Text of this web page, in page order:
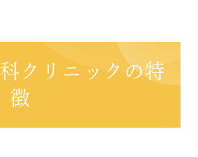
クリニックの特
徴